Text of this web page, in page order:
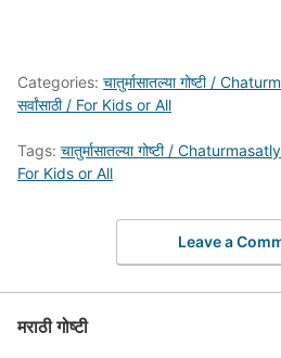
Categories: चातुर्मासातल्या गोष्टी /
सर्वांसाठी / For Kids or All
Tags: चातुर्मासातल्या गोष्टी /
For Kids or All
Leave a
मराठी गोष्टी